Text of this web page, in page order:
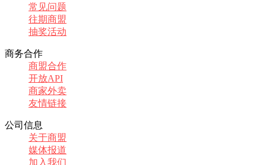
常见问题
往期商盟
抽奖活动
商务合作
商盟合作
开放API
商家外卖
友情链接
公司信息
关于商盟
媒体报道
加入我们